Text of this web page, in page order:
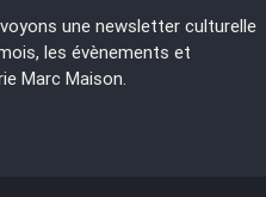
une newsletter culturelle
les évènements et
Marc Maison.